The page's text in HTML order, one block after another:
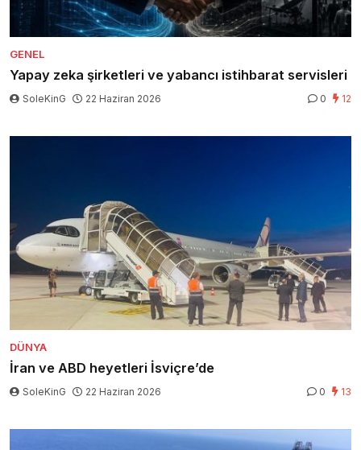
GENEL
Yapay zeka şirketleri ve yabancı istihbarat servisleri
SoleKinG 22 Haziran 2026 0 12
DÜNYA
İran ve ABD heyetleri İsviçre’de
SoleKinG 22 Haziran 2026 0 13